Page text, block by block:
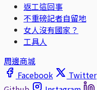
返工這回事
不重磅記者自留地
女人沒有國家？
工具人
周邊商城
Facebook
Twitter